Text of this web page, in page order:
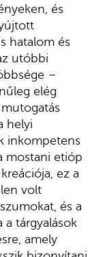
és
hatalom és
utóbbi
–
elég
helyi
inkompetens
mostani etióp
ez a
volt
és a
tárgyalások
amely